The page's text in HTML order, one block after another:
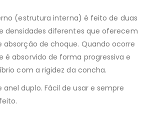
(estrutura interna) é feito de duas
densidades diferentes que oferecem
absorção de choque. Quando ocorre
é absorvido de forma progressiva e
com a rigidez da concha.
duplo. Fácil de usar e sempre